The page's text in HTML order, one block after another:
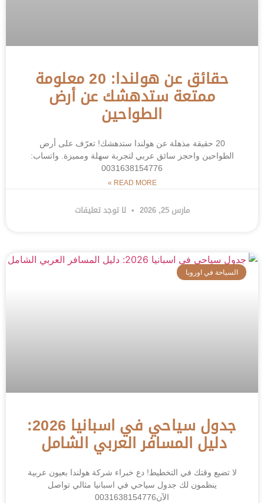
حقائق عن هولندا: 20 معلومة
ممتعة ستدهشك عن أرض
الطواحين
20 حقيقة مذهلة عن هولندا ستدهشك! تعرّف على أرض
الطواحين واحجز سائق عربي لتجربة سهلة ومميزة. واتساب:
0031638154776
READ MORE »
مارس 25, 2026 لا توجد تعليقات
السياحة في اوروبا
جدول سياحي في اسبانيا 2026:
دليل المسافر العربي الشامل
لا تضيع وقتك في التخطيط! دع خبراء شركة هولندا بعيون عربية
ينظمون لك جدول سياحي في اسبانيا مثالي تواصل
الآن0031638154776